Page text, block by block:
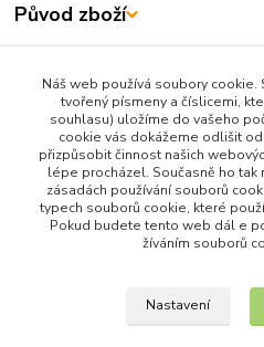
Původ zboží
Všechny produkty
Sport Rekreace Turistika
Oblečení, Obuv a Doplňky
Krása a zdraví
Upravit sběr
Náš web používá soubory
tvořený písmeny a číslicemi,
souhlasu) uložíme do vašeho
cookie vás dokážeme odlišit
přizpůsobit činnost našich
lépe procházel. Současně ho tak
zásadách používání souborů
typech souborů cookie, které
Pokud budete tento web dál e
žíváním souborů
Nastavení